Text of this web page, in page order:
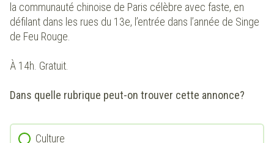
la communauté chinoise de Paris célèbre avec faste, en
défilant dans les rues du 13e, l’entrée dans l’année de Singe
de Feu Rouge.
À 14h. Gratuit.
Dans quelle rubrique peut-on trouver cette annonce?
Culture